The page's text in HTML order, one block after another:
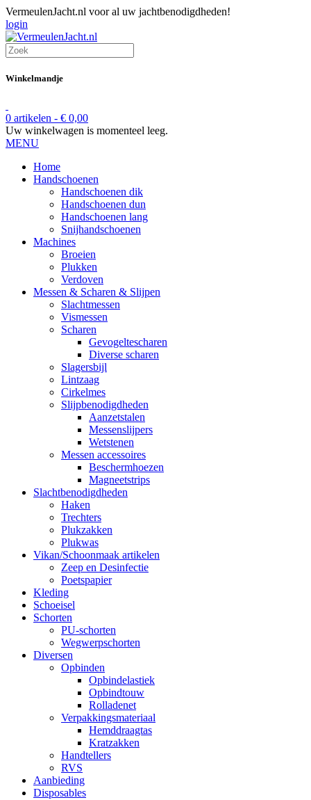
VermeulenJacht.nl voor al uw jachtbenodigdheden!
login
Winkelmandje
0 artikelen - € 0,00
Uw winkelwagen is momenteel leeg.
MENU
Home
Handschoenen
Handschoenen dik
Handschoenen dun
Handschoenen lang
Snijhandschoenen
Machines
Broeien
Plukken
Verdoven
Messen & Scharen & Slijpen
Slachtmessen
Vismessen
Scharen
Gevogeltescharen
Diverse scharen
Slagersbijl
Lintzaag
Cirkelmes
Slijpbenodigdheden
Aanzetstalen
Messenslijpers
Wetstenen
Messen accessoires
Beschermhoezen
Magneetstrips
Slachtbenodigdheden
Haken
Trechters
Plukzakken
Plukwas
Vikan/Schoonmaak artikelen
Zeep en Desinfectie
Poetspapier
Kleding
Schoeisel
Schorten
PU-schorten
Wegwerpschorten
Diversen
Opbinden
Opbindelastiek
Opbindtouw
Rolladenet
Verpakkingsmateriaal
Hemddraagtas
Kratzakken
Handtellers
RVS
Aanbieding
Disposables